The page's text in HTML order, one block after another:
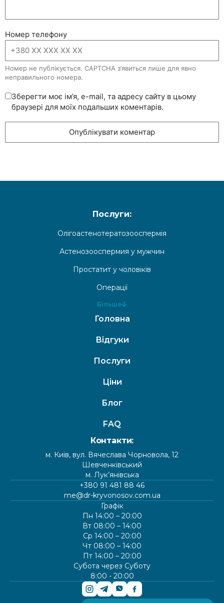
Номер телефону
Номер не публікується. CAPTCHA з’явиться лише для явно
неправильного номера.
Зберегти моє ім’я, e-mail, та адресу сайту в цьому
браузері для моїх подальших коментарів.
Послуги:
Олігоастенотератозооспермія
Астенозооспермия у мужчин
Простатит у чоловіків
Операції
Більше
Головна
Відгуки
Послуги
Ціни
Блог
FAQ
Контакти:
м. Київ, вул. Вячеслава Чорновола, 12
Шевченківський
м. Лук’янівська
+380 91 481 88 46
me@dr-kryvonosov.com.ua
Графік
Пн 14:00 – 20:00
Вт 08:00 – 14:00
Ср 14:00 – 20:00
Чт 08:00 – 14:00
Пт 14:00 – 20:00
Субота через Суботу
8:00 - 20:00